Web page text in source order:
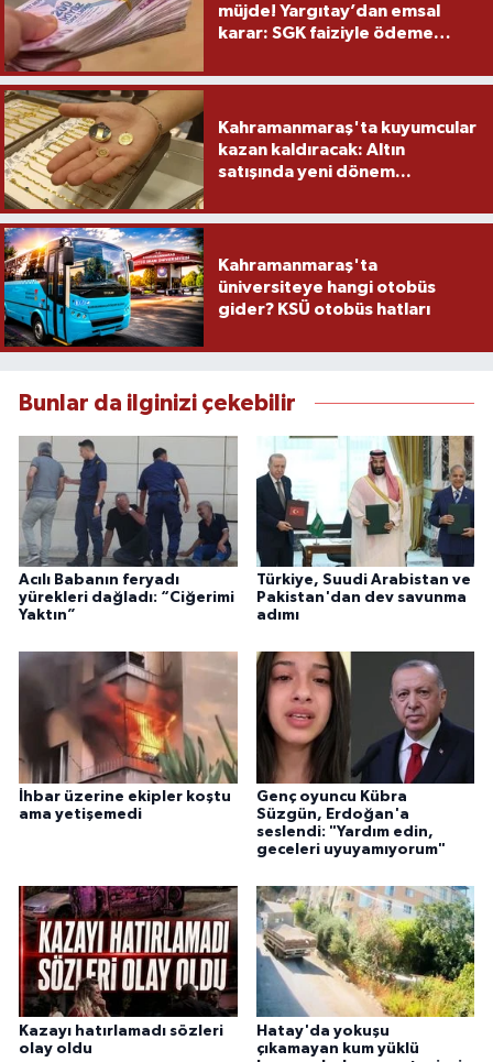
müjde! Yargıtay’dan emsal
karar: SGK faiziyle ödeme
Kahramanmaraş'ta kuyumcular
kazan kaldıracak: Altın
satışında yeni dönem...
Kahramanmaraş'ta
üniversiteye hangi otobüs
gider? KSÜ otobüs hatları
Bunlar da ilginizi çekebilir
Acılı Babanın feryadı
yürekleri dağladı: “Ciğerimi
Yaktın”
Türkiye, Suudi Arabistan ve
Pakistan'dan dev savunma
adımı
İhbar üzerine ekipler koştu
ama yetişemedi
Genç oyuncu Kübra
Süzgün, Erdoğan'a
seslendi: "Yardım edin,
geceleri uyuyamıyorum"
Kazayı hatırlamadı sözleri
olay oldu
Hatay'da yokuşu
çıkamayan kum yüklü